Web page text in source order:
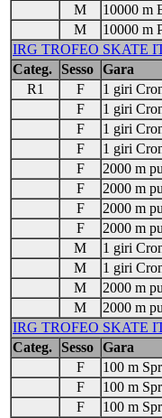
M
10000 m
M
10000 m
IRG TROFEO SKATE
Categ. Sesso Gara
R1
F 1 giri
F
1 giri
F
1 giri
F
1 giri
F
2000 m
F
2000 m
F
2000 m
F
2000 m
M
1 giri
M
1 giri
M
2000 m
M
2000 m
IRG TROFEO SKATE
Categ. Sesso Gara
F
100 m
F
100 m
F
100 m